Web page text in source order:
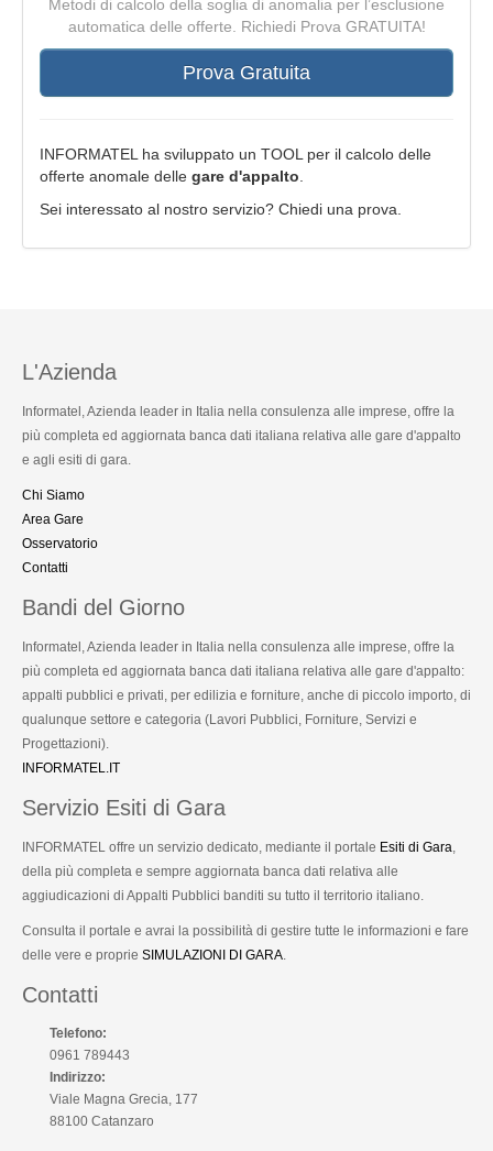
Metodi di calcolo della soglia di anomalia per l’esclusione
automatica delle offerte. Richiedi Prova GRATUITA!
Prova Gratuita
INFORMATEL ha sviluppato un TOOL per il calcolo delle
offerte anomale delle gare d'appalto
Sei interessato al nostro servizio? Chiedi una prova.
L'Azienda
Informatel, Azienda leader in Italia nella consulenza alle imprese, offre la
più completa ed aggiornata banca dati italiana relativa alle gare d'appalto
e agli esiti di gara.
Chi Siamo
Area Gare
Osservatorio
Contatti
Bandi del Giorno
Informatel, Azienda leader in Italia nella consulenza alle imprese, offre la
più completa ed aggiornata banca dati italiana relativa alle gare d'appalto:
appalti pubblici e privati, per edilizia e forniture, anche di piccolo importo, di
qualunque settore e categoria (Lavori Pubblici, Forniture, Servizi e
Progettazioni).
INFORMATEL.IT
Servizio Esiti di Gara
INFORMATEL offre un servizio dedicato, mediante il portale Esiti di Gara
della più completa e sempre aggiornata banca dati relativa alle
aggiudicazioni di Appalti Pubblici banditi su tutto il territorio italiano.
Consulta il portale e avrai la possibilità di gestire tutte le informazioni e fare
delle vere e proprie SIMULAZIONI DI GARA
Contatti
Telefono:
0961 789443
Indirizzo:
Viale Magna Grecia, 177
88100 Catanzaro